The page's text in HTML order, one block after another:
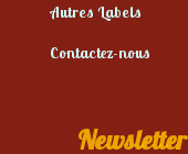
Autres Labels
Contactez-nous
Newsletter